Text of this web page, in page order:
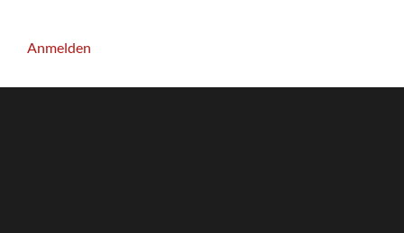
Anmelden